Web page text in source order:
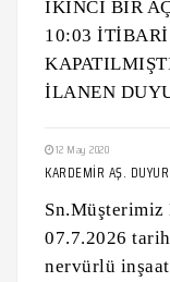
İKİNCİ BİR
10:03
İLANEN
12 May 2020
KARDEMİR AŞ.
07.7.2026
nervürlü